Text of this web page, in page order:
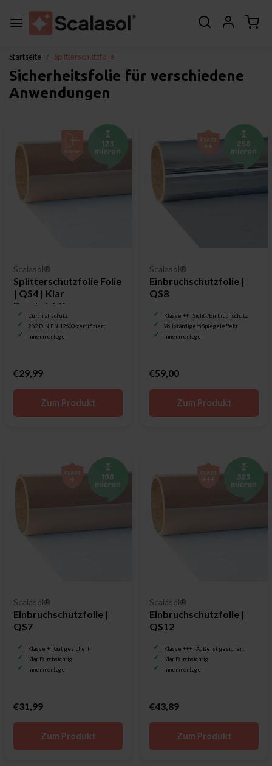
Startseite Splitterschutzfolie
Sicherheitsfolie für verschiedene
Anwendungen
Scalasol®
Splitterschutzfolie Folie
| QS4 | Klar
Durchsichtig
Durchfallschutz
2B2 DIN EN 12600-zertifiziert
Innenmontage
€29,99
Zum Produkt
Scalasol®
Einbruchschutzfolie |
QS8
Klasse ++ | Sicht-/Einbruchschutz
Vollständigem Spiegeleffekt
Innenmontage
€59,00
Zum Produkt
Scalasol®
Einbruchschutzfolie |
QS7
Klasse + | Gut gesichert
Klar Durchsichtig
Innenmontage
€31,99
Zum Produkt
Scalasol®
Einbruchschutzfolie |
QS12
Klasse +++ | Äußerst gesichert
Klar Durchsichtig
Innenmontage
€43,89
Zum Produkt